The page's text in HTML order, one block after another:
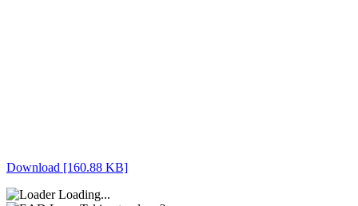
Download [160.88 KB]
Loading...